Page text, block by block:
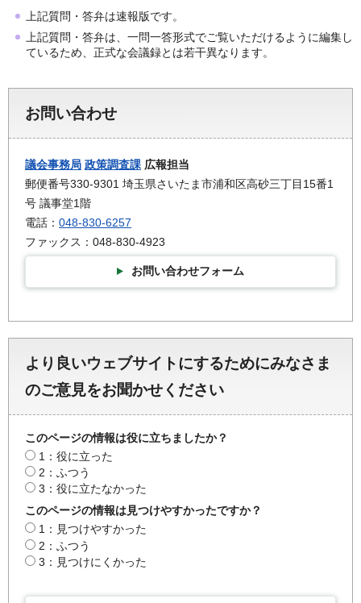
上記質問・答弁は速報版です。
上記質問・答弁は、一問一答形式でご覧いただけるように編集し
ているため、正式な会議録とは若干異なります。
お問い合わせ
議会事務局 政策調査課 広報担当
郵便番号330-9301 埼玉県さいたま市浦和区高砂三丁目15番1
号 議事堂1階
電話： 048-830-6257
ファックス：048-830-4923
お問い合わせフォーム
より良いウェブサイトにするためにみなさま
のご意見をお聞かせください
このページの情報は役に立ちましたか？
1：役に立った
2：ふつう
3：役に立たなかった
このページの情報は見つけやすかったですか？
1：見つけやすかった
2：ふつう
3：見つけにくかった